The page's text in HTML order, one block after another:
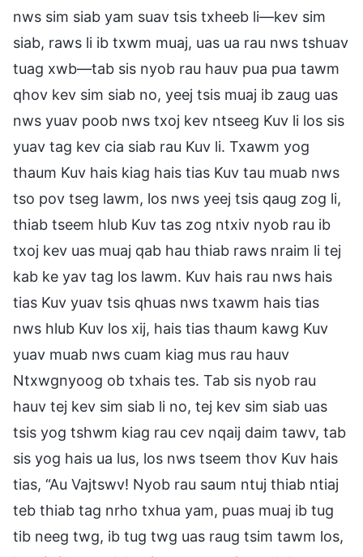
nws sim siab yam suav tsis txheeb li—kev sim
siab, raws li ib txwm muaj, uas ua rau nws tshuav
tuag xwb—tab sis nyob rau hauv pua pua tawm
qhov kev sim siab no, yeej tsis muaj ib zaug uas
nws yuav poob nws txoj kev ntseeg Kuv li los sis
yuav tag kev cia siab rau Kuv li. Txawm yog
thaum Kuv hais kiag hais tias Kuv tau muab nws
tso pov tseg lawm, los nws yeej tsis qaug zog li,
thiab tseem hlub Kuv tas zog ntxiv nyob rau ib
txoj kev uas muaj qab hau thiab raws nraim li tej
kab ke yav tag los lawm. Kuv hais rau nws hais
tias Kuv yuav tsis qhuas nws txawm hais tias
nws hlub Kuv los xij, hais tias thaum kawg Kuv
yuav muab nws cuam kiag mus rau hauv
Ntxwgnyoog ob txhais tes. Tab sis nyob rau
hauv tej kev sim siab li no, tej kev sim siab uas
tsis yog tshwm kiag rau cev nqaij daim tawv, tab
sis yog hais ua lus, los nws tseem thov Kuv hais
tias, “Au Vajtswv! Nyob rau saum ntuj thiab ntiaj
teb thiab tag nrho txhua yam, puas muaj ib tug
tib neeg twg, ib tug twg uas raug tsim tawm los,